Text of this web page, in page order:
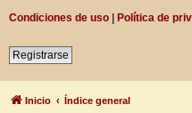
Condiciones de uso | Política de
Registrarse
Inicio Índice general